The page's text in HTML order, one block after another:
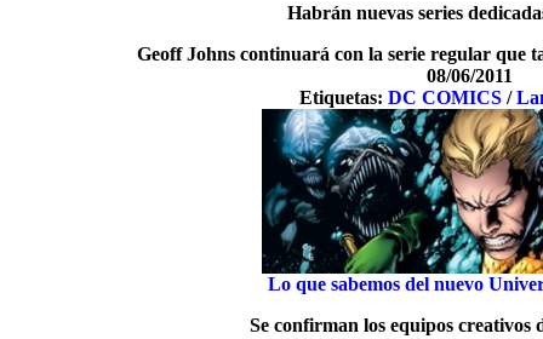
Habrán nuevas series
Geoff Johns continuará con la serie regular que
08/06/2011
Etiquetas: DC COMICS /
Lo que sabemos del nuevo
Se confirman los equipos creativos